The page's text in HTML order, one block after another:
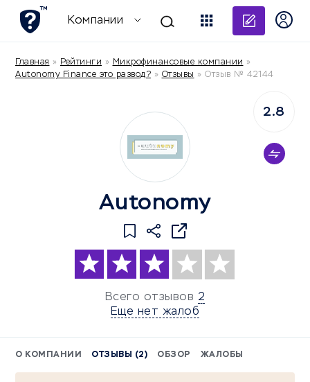
Компании
Главная » Рейтинги » Микрофинансовые компании »
Autonomy Finance это развод? » Отзывы » Отзыв № 42144
Autonomy
Всего отзывов 2
Еще нет жалоб
2.8
О КОМПАНИИ ОТЗЫВЫ (2) ОБЗОР ЖАЛОБЫ